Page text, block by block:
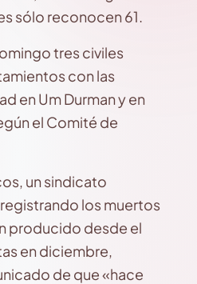
sólo reconocen 61.
tres civiles
con las
en Um Durman y en
el Comité de
un sindicato
los muertos
producido desde el
en diciembre,
de que «hace